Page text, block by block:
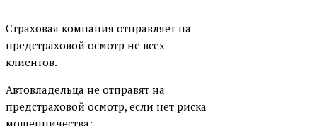
Страховая компания отправляет на
предстраховой осмотр не всех
клиентов.
Автовладельца не отправят на
предстраховой осмотр, если нет риска
мошенничества: